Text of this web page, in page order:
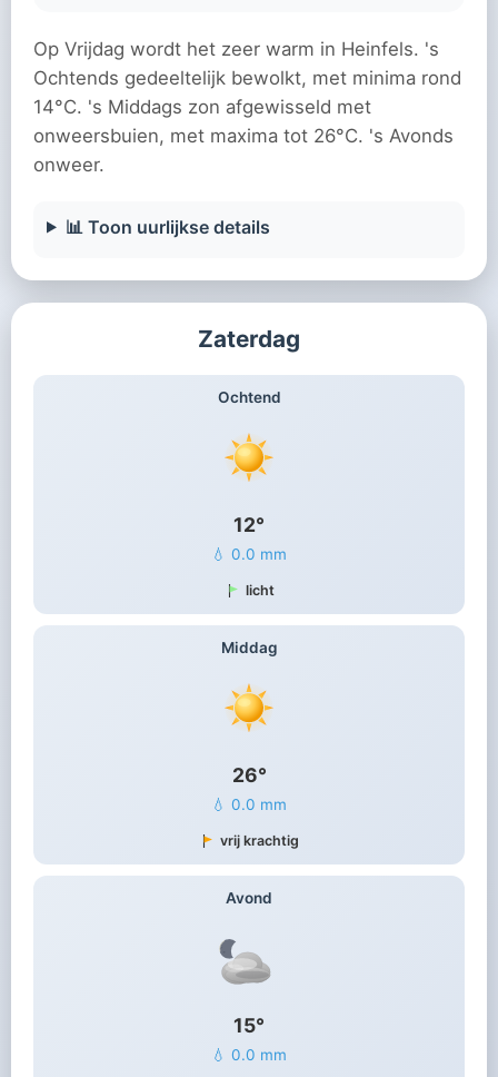
Op Vrijdag wordt het zeer warm in Heinfels. 's
Ochtends gedeeltelijk bewolkt, met minima rond
14°C. 's Middags zon afgewisseld met
onweersbuien, met maxima tot 26°C. 's Avonds
onweer.
📊 Toon uurlijkse details
Zaterdag
Ochtend
12°
💧 0.0 mm
licht
Middag
26°
💧 0.0 mm
vrij krachtig
Avond
15°
💧 0.0 mm